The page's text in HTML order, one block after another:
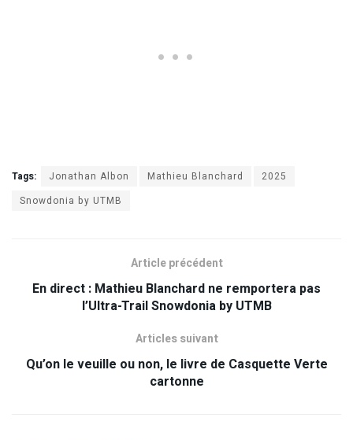
Tags: Jonathan Albon Mathieu Blanchard
2025
Snowdonia by UTMB
Article précédent
En direct : Mathieu Blanchard ne remportera pas
l’Ultra-Trail Snowdonia by UTMB
Articles suivant
Qu’on le veuille ou non, le livre de Casquette Verte
cartonne